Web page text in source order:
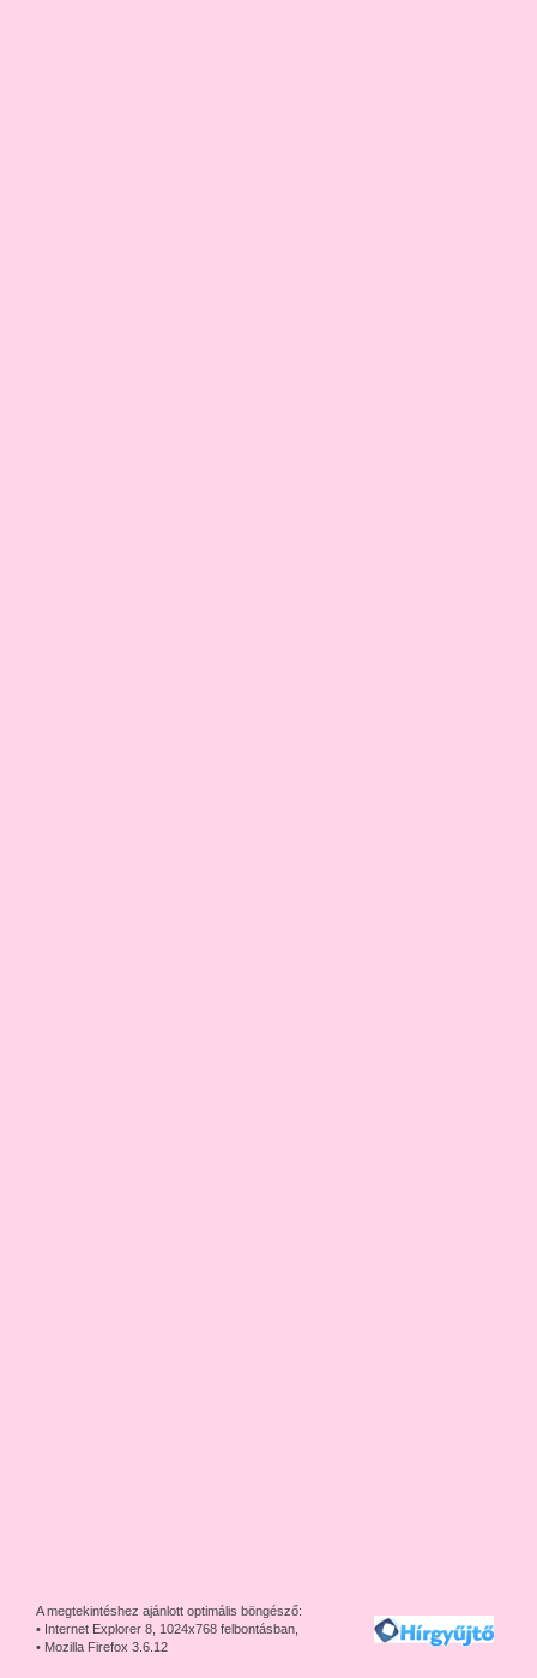
A megtekintéshez ajánlott optimális böngésző:
• Internet Explorer 8, 1024x768 felbontásban,
• Mozilla Firefox 3.6.12